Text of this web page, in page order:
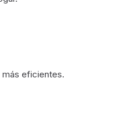
más eficientes.